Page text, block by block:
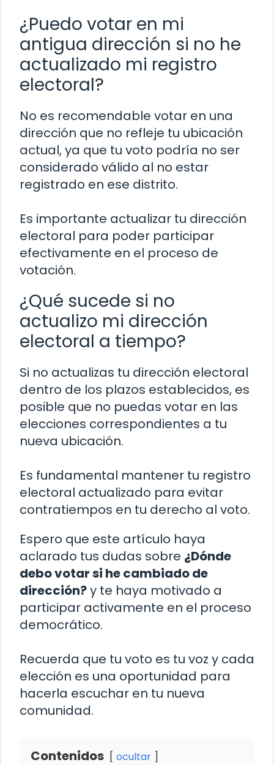
¿Puedo votar en mi
antigua dirección si no he
actualizado mi registro
electoral?
No es recomendable votar en una
dirección que no refleje tu ubicación
actual, ya que tu voto podría no ser
considerado válido al no estar
registrado en ese distrito.
Es importante actualizar tu dirección
electoral para poder participar
efectivamente en el proceso de
votación.
¿Qué sucede si no
actualizo mi dirección
electoral a tiempo?
Si no actualizas tu dirección electoral
dentro de los plazos establecidos, es
posible que no puedas votar en las
elecciones correspondientes a tu
nueva ubicación.
Es fundamental mantener tu registro
electoral actualizado para evitar
contratiempos en tu derecho al voto.
Espero que este artículo haya
aclarado tus dudas sobre ¿Dónde
debo votar si he cambiado de
dirección?y te haya motivado a
participar activamente en el proceso
democrático.
Recuerda que tu voto es tu voz y cada
elección es una oportunidad para
hacerla escuchar en tu nueva
comunidad.
Contenidos ocultar